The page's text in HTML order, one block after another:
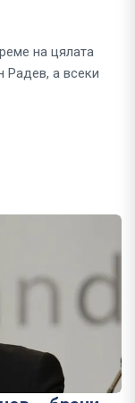
на цялата
Радев, а всеки